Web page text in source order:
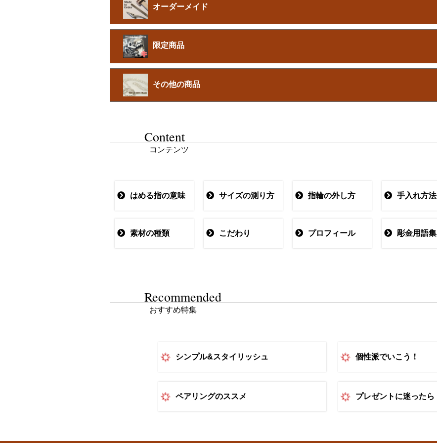
オーダーメイド
限定商品
その他の商品
Content
コンテンツ
はめる指の意味 サイズの測り方 指輪の外し方 手入れ方法
素材の種類 こだわり プロフィール 彫金用語集
Recommended
おすすめ特集
シンプル&スタイリッシュ 個性派でいこう！
ペアリングのススメ プレゼントに迷ったら